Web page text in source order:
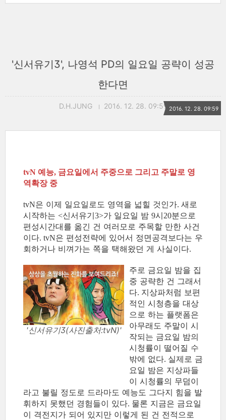
'신서유기3', 나영석 PD의 일요일 공략이 성공
한다면
D.H.JUNG 2016. 12. 28. 09:59 2016. 12. 28. 09:59
tvN 예능, 금요일에서 주중으로 그리고 주말로 영
역확장 중
tvN은 이제 일요일로도 영역을 넓힐 것인가. 새로
시작하는 <신서유기3>가 일요일 밤 9시20분으로
편성시간대를 옮긴 건 여러모로 주목할 만한 사건
이다. tvN은 편성전략에 있어서 정면공격보다는 우
회하거나 비껴가는 쪽을 택해왔던 게 사실이다.
'신서유기3(사진출처:tvN)'
주로 금요일 밤을 집
중 공략한 건 그래서
다. 지상파처럼 보편
적인 시청층을 대상
으로 하는 플랫폼은
아무래도 주말이 시
작되는 금요일 밤의
시청률이 떨어질 수
밖에 없다. 실제로 금
요일 밤은 지상파들
이 시청률의 무덤이
라고 불릴 정도로 드라마도 예능도 그다지 힘을 발
휘하지 못했던 경험들이 있다. 물론 지금은 금요일
이 격전지가 되어 있지만 이렇게 된 건 전적으로